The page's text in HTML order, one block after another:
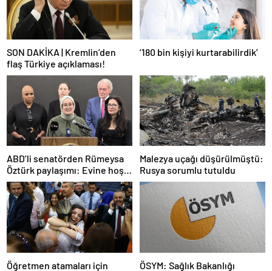
SON DAKİKA | Kremlin’den
flaş Türkiye açıklaması!
‘180 bin kişiyi kurtarabilirdik’
ABD’li senatörden Rümeysa
Öztürk paylaşımı: Evine hoş
geldin!
Malezya uçağı düşürülmüştü:
Rusya sorumlu tutuldu
Öğretmen atamaları için
ÖSYM: Sağlık Bakanlığı